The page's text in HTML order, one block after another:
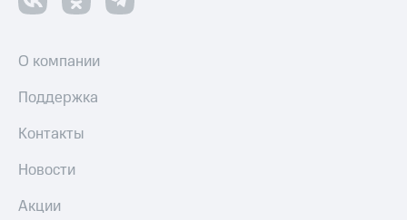
О компании
Поддержка
Контакты
Новости
Акции